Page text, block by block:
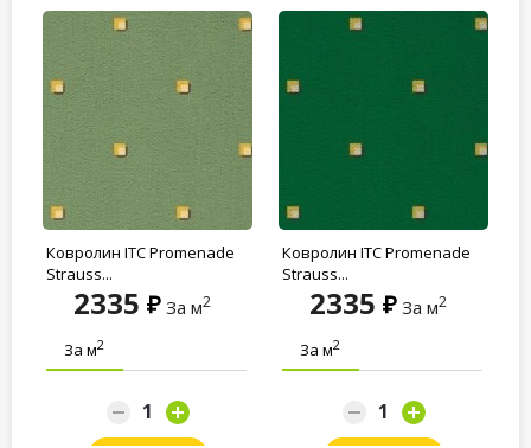
Ковролин ITC Promenade
Strauss...
2335 За м2
За м2
Ковролин ITC Promenade
Strauss...
2335 За м2
За м2